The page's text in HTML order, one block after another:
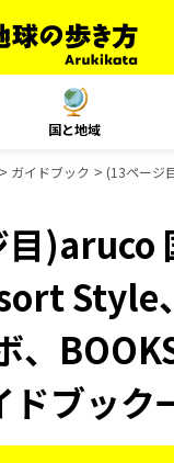
国と地域
ガイドブック (13ページ
)aruco
Style
、
ブック